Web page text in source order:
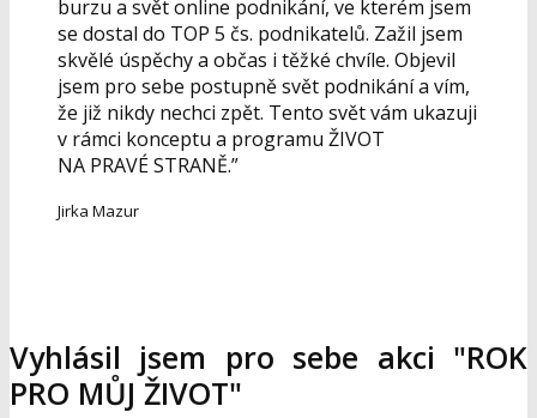
burzu a svět online podnikání, ve kterém jsem
se dostal do TOP 5 čs. podnikatelů. Zažil jsem
skvělé úspěchy a občas i těžké chvíle. Objevil
jsem pro sebe postupně svět podnikání a vím,
že již nikdy nechci zpět. Tento svět vám ukazuji
v rámci konceptu a programu ŽIVOT
NA PRAVÉ STRANĚ.”
Jirka Mazur
Vyhlásil jsem pro sebe akci "ROK
PRO MŮJ ŽIVOT"